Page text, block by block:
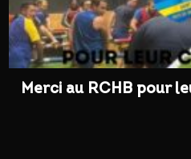
Merci au RCHB pour